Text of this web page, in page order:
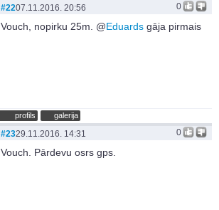
0
#2207.11.2016. 20:56
Vouch, nopirku 25m. @Eduards gāja pirmais
profils galerija
0
#2329.11.2016. 14:31
Vouch. Pārdevu osrs gps.